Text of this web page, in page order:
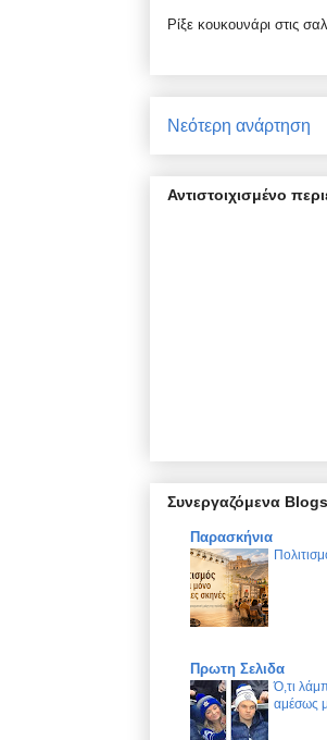
Ρίξε κουκουνάρι στις
Νεότερη ανάρτηση
Αντιστοιχισμένο
Συνεργαζόμενα Blogs
Παρασκήνια
Πρωτη Σελιδα
Ό,τι
αμέσως